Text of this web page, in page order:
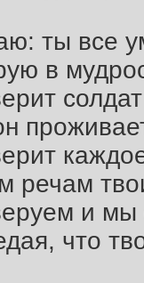
ты все
в
речам
и мы
что